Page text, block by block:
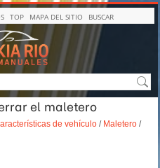
TOP MAPA DEL SITIO BUSCAR
el maletero
de vehículo / Maletero /